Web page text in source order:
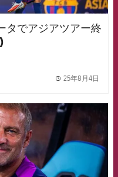
タでアジアツアー終
25年8月4日
Barcelona badge